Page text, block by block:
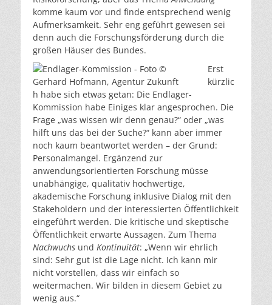
komme kaum vor und finde entsprechend wenig
Aufmerksamkeit. Sehr eng geführt gewesen sei
denn auch die Forschungsförderung durch die
großen Häuser des Bundes.
Erst
kürzlic
h habe sich etwas getan: Die Endlager-
Kommission habe Einiges klar angesprochen. Die
Frage „was wissen wir denn genau?“ oder „was
hilft uns das bei der Suche?“ kann aber immer
noch kaum beantwortet werden – der Grund:
Personalmangel. Ergänzend zur
anwendungsorientierten Forschung müsse
unabhängige, qualitativ hochwertige,
akademische Forschung inklusive Dialog mit den
Stakeholdern und der interessierten Öffentlichkeit
eingeführt werden. Die kritische und skeptische
Öffentlichkeit erwarte Aussagen. Zum Thema
Nachwuchs und Kontinuität: „Wenn wir ehrlich
sind: Sehr gut ist die Lage nicht. Ich kann mir
nicht vorstellen, dass wir einfach so
weitermachen. Wir bilden in diesem Gebiet zu
wenig aus.“